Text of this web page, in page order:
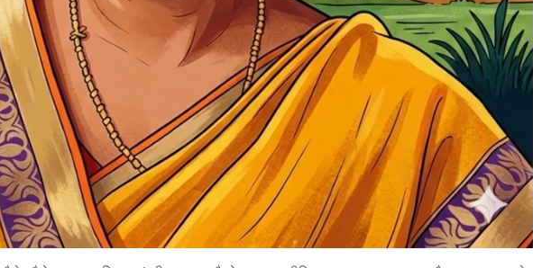
बड़े अंतर से जीत हासिल करुँंगी –रेणु दाहाल
6 months ago
काठमांडू, फागुन ४ – चितवन क्षेत्र नम्बर ३ में प्रतिनिधिसभा
सदस्य के रूप में अपनी उम्मीदवारी दे चुकी रेणु दाहाल ने कहा है
कि उन्हें...